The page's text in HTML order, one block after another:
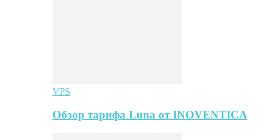
VPS
Обзор тарифа Luna от INOVENTICA